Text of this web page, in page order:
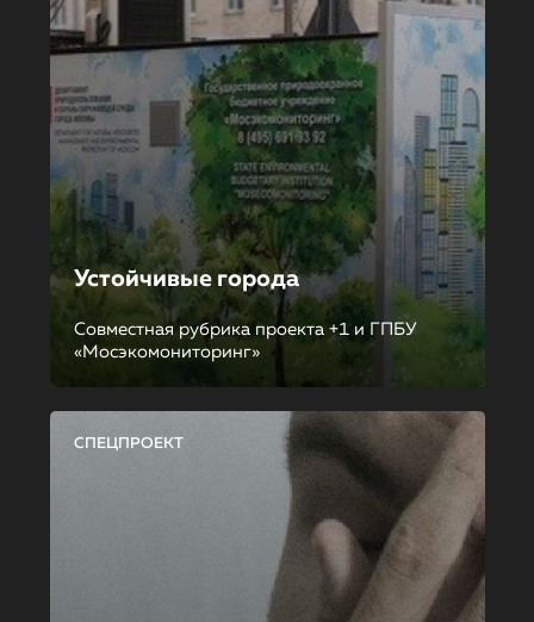
Устойчивые города
Совместная рубрика проекта +1 и ГПБУ
«Мосэкомониторинг»
СПЕЦПРОЕКТ